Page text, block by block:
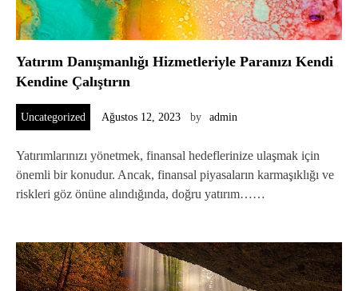
Yatırım Danışmanlığı Hizmetleriyle Paranızı Kendi
Kendine Çalıştırın
Uncategorized Ağustos 12, 2023 by admin
Yatırımlarınızı yönetmek, finansal hedeflerinize ulaşmak için
önemli bir konudur. Ancak, finansal piyasaların karmaşıklığı ve
riskleri göz önüne alındığında, doğru yatırım……